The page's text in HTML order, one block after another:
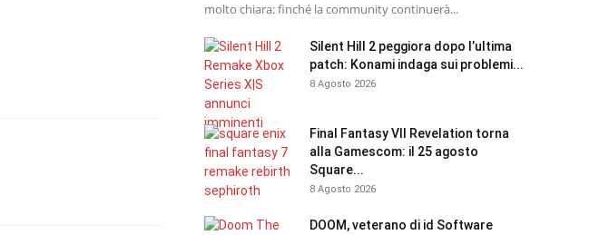
molto chiara: finché la community continuerà...
Silent Hill 2 peggiora dopo l’ultima
patch: Konami indaga sui problemi...
8 Agosto 2026
Final Fantasy VII Revelation torna
alla Gamescom: il 25 agosto
Square...
8 Agosto 2026
DOOM, veterano di id Software